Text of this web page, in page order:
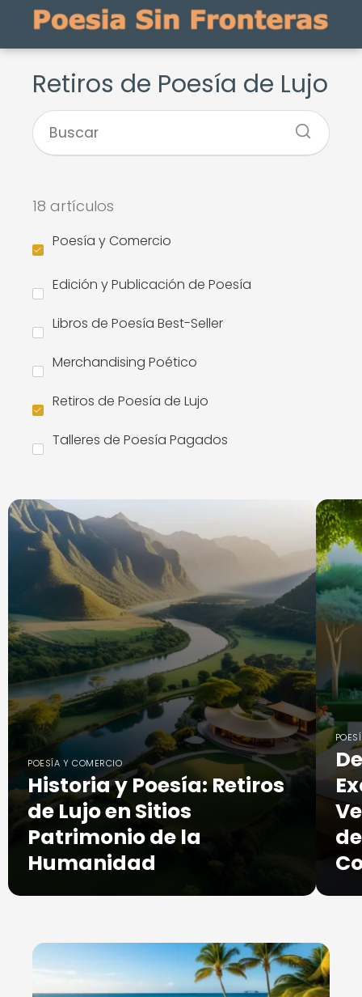
Retiros de Poesía de Lujo
18 artículos
Poesía y Comercio
Edición y Publicación de Poesía
Libros de Poesía Best-Seller
Merchandising Poético
Retiros de Poesía de Lujo
Talleres de Poesía Pagados
POESÍA Y COMERCIO
Historia y Poesía: Retiros
de Lujo en Sitios
Patrimonio de la
Humanidad